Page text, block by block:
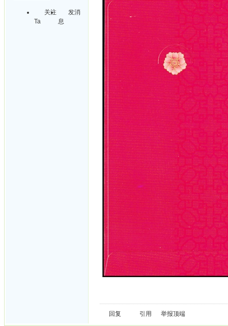
关注
Ta
发消
息
回复 引用 举报顶端